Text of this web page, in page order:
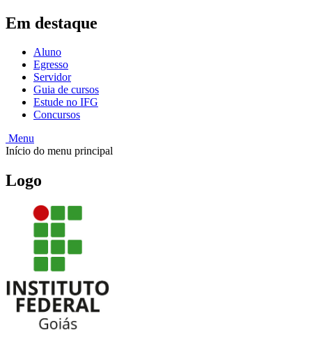
Em destaque
Aluno
Egresso
Servidor
Guia de cursos
Estude no IFG
Concursos
Menu
Início do menu principal
Logo